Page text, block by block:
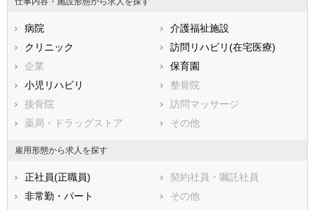
大阪市住之江区
大阪市平野区
大阪市北区
大阪市中央区
堺市すべて
堺市堺区
堺市中区
堺市東区
堺市西区
堺市南区
堺市北区
堺市美原区
岸和田市
豊中市
池田市
吹田市
病院
介護福祉施設
クリニック
訪問リハビリ(在宅医療)
企業
保育園
小児リハビリ
整骨院
接骨院
訪問マッサージ
薬局・ドラッグストア
その他
雇用形態から求人を探す
正社員(正職員)
契約社員・嘱託社員
非常勤・パート
その他